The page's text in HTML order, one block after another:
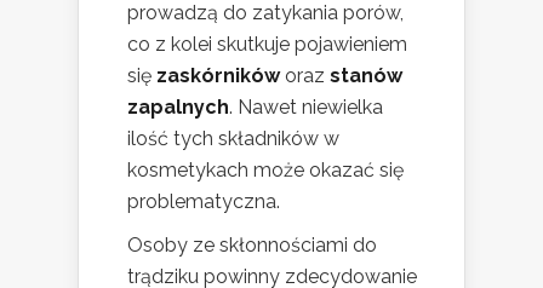
prowadzą do zatykania porów,
co z kolei skutkuje pojawieniem
się zaskórnikóworaz stanów
zapalnych. Nawet niewielka
ilość tych składników w
kosmetykach może okazać się
problematyczna.
Osoby ze skłonnościami do
trądziku powinny zdecydowanie